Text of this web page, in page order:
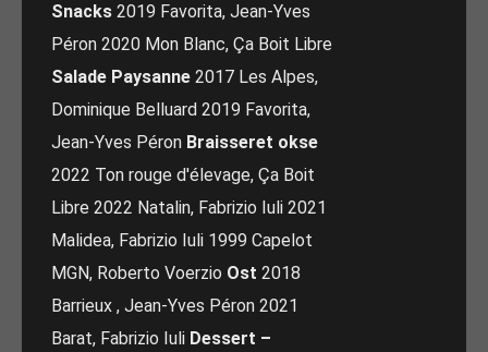
Snacks 2019 Favorita, Jean-Yves
Péron 2020 Mon Blanc, Ça Boit Libre
Salade Paysanne 2017 Les Alpes,
Dominique Belluard 2019 Favorita,
Jean-Yves Péron Braisseret okse
2022 Ton rouge d'élevage, Ça Boit
Libre 2022 Natalin, Fabrizio Iuli 2021
Malidea, Fabrizio Iuli 1999 Capelot
MGN, Roberto Voerzio Ost 2018
Barrieux , Jean-Yves Péron 2021
Barat, Fabrizio Iuli Dessert –